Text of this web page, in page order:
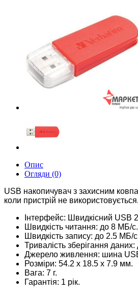
Опис
Огляди (0)
USB накопичувач з захисним
коли пристрій не використовується.
Інтерфейс: Швидкісний USB
Швидкість читання: до 8 МБ/с.
Швидкість запису: до 2.5 МБ/
Тривалість зберігання даних:
Джерело живлення: шина
Розміри: 54.2 х 18.5 х 7.9 мм.
Вага: 7 г.
Гарантія: 1 рік.